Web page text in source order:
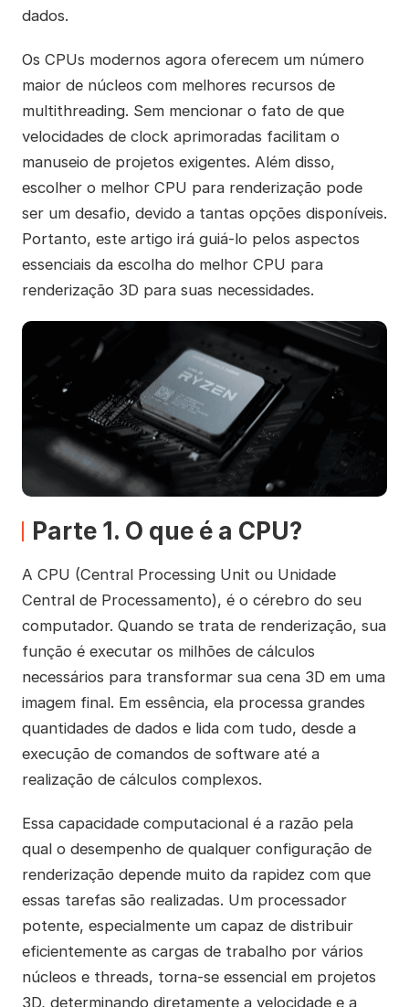
dados.
Os CPUs modernos agora oferecem um número
maior de núcleos com melhores recursos de
multithreading. Sem mencionar o fato de que
velocidades de clock aprimoradas facilitam o
manuseio de projetos exigentes. Além disso,
escolher o melhor CPU para renderização pode
ser um desafio, devido a tantas opções disponíveis.
Portanto, este artigo irá guiá-lo pelos aspectos
essenciais da escolha do melhor CPU para
renderização 3D para suas necessidades.
Parte 1. O que é a CPU?
A CPU (Central Processing Unit ou Unidade
Central de Processamento), é o cérebro do seu
computador. Quando se trata de renderização, sua
função é executar os milhões de cálculos
necessários para transformar sua cena 3D em uma
imagem final. Em essência, ela processa grandes
quantidades de dados e lida com tudo, desde a
execução de comandos de software até a
realização de cálculos complexos.
Essa capacidade computacional é a razão pela
qual o desempenho de qualquer configuração de
renderização depende muito da rapidez com que
essas tarefas são realizadas. Um processador
potente, especialmente um capaz de distribuir
eficientemente as cargas de trabalho por vários
núcleos e threads, torna-se essencial em projetos
3D, determinando diretamente a velocidade e a